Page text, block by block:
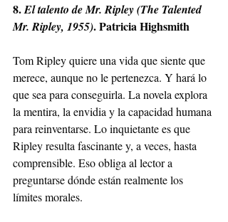
8. El talento de Mr. Ripley (The Talented
Mr. Ripley, 1955). Patricia Highsmith
Tom Ripley quiere una vida que siente que
merece, aunque no le pertenezca. Y hará lo
que sea para conseguirla. La novela explora
la mentira, la envidia y la capacidad humana
para reinventarse. Lo inquietante es que
Ripley resulta fascinante y, a veces, hasta
comprensible. Eso obliga al lector a
preguntarse dónde están realmente los
límites morales.